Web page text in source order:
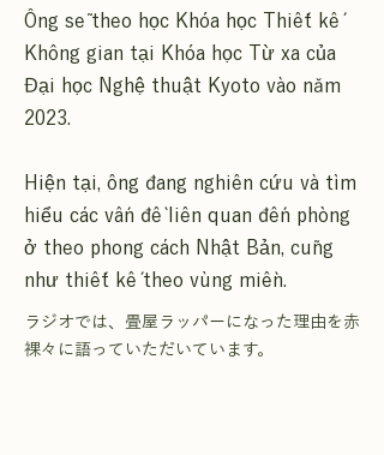
Ông sẽ theo học Khóa học Thiết kế
Không gian tại Khóa học Từ xa của
Đại học Nghệ thuật Kyoto vào năm
2023.
Hiện tại, ông đang nghiên cứu và tìm
hiểu các vấn đề liên quan đến phòng
ở theo phong cách Nhật Bản, cũng
như thiết kế theo vùng miền.
ラジオでは、畳屋ラッパーになった理由を赤
裸々に語っていただいています。